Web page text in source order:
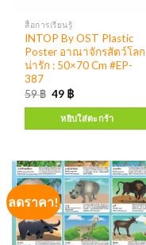
ลดราคา!
สื่อการเรียนรู้
INTOP By OST Plastic
Poster อาณาจักรสัตว์โลก
น่ารัก : 50×70 Cm #EP-
387
59฿ 49 ฿
หยิบใส่ตะกร้า